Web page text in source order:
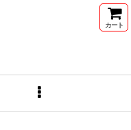
カート